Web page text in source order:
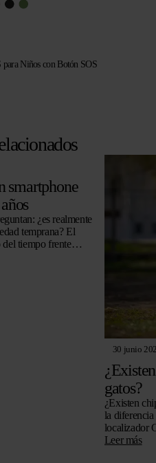
Niños con Botón SOS
smartphone
¿es realmente
temprana? El
del tiempo frente…
30 junio
gatos?
¿Existen
la
localizador
si es
Leer más